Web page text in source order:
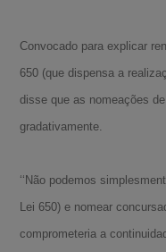
Convocado para explicar
650 (que dispensa a
disse que as nomeações
gradativamente.
‘‘Não podemos
Lei 650) e nomear
comprometeria a